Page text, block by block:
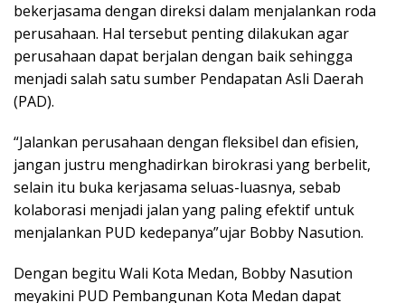
bekerjasama dengan direksi dalam menjalankan roda
perusahaan. Hal tersebut penting dilakukan agar
perusahaan dapat berjalan dengan baik sehingga
menjadi salah satu sumber Pendapatan Asli Daerah
(PAD).
“Jalankan perusahaan dengan fleksibel dan efisien,
jangan justru menghadirkan birokrasi yang berbelit,
selain itu buka kerjasama seluas-luasnya, sebab
kolaborasi menjadi jalan yang paling efektif untuk
menjalankan PUD kedepanya”ujar Bobby Nasution.
Dengan begitu Wali Kota Medan, Bobby Nasution
meyakini PUD Pembangunan Kota Medan dapat